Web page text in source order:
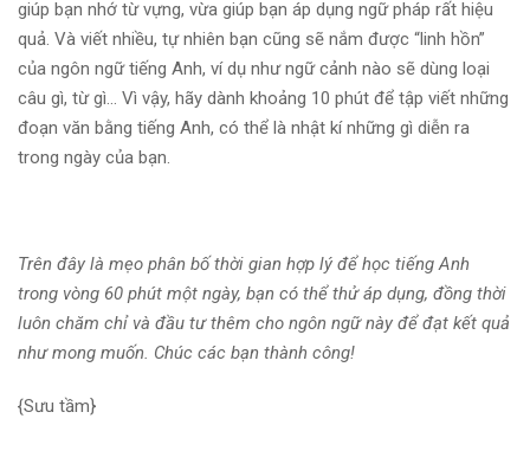
giúp bạn nhớ từ vựng, vừa giúp bạn áp dụng ngữ pháp rất hiệu
quả. Và viết nhiều, tự nhiên bạn cũng sẽ nắm được “linh hồn”
của ngôn ngữ tiếng Anh, ví dụ như ngữ cảnh nào sẽ dùng loại
câu gì, từ gì… Vì vậy, hãy dành khoảng 10 phút để tập viết những
đoạn văn bằng tiếng Anh, có thể là nhật kí những gì diễn ra
trong ngày của bạn.
Trên đây là mẹo phân bố thời gian hợp lý để học tiếng Anh
trong vòng 60 phút một ngày, bạn có thể thử áp dụng, đồng thời
luôn chăm chỉ và đầu tư thêm cho ngôn ngữ này để đạt kết quả
như mong muốn. Chúc các bạn thành công!
{Sưu tầm}